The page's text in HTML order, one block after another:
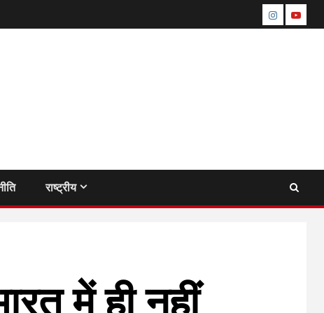
instagram
राष्ट्रीय
में ही नहीं